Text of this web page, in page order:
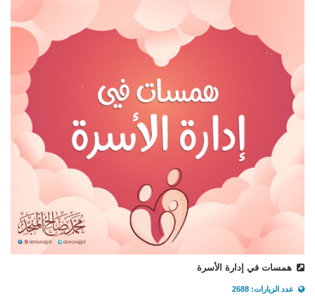
همسات في إدارة الأسرة
عدد الزيارات: 2688